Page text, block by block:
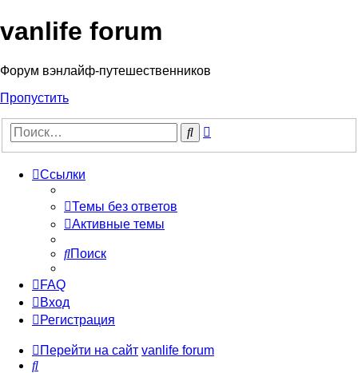
vanlife forum
Форум вэнлайф-путешественников
Пропустить
Поиск
Ссылки
Темы без ответов
Активные темы
Поиск
FAQ
Вход
Регистрация
Перейти на сайт vanlife forum
Поиск